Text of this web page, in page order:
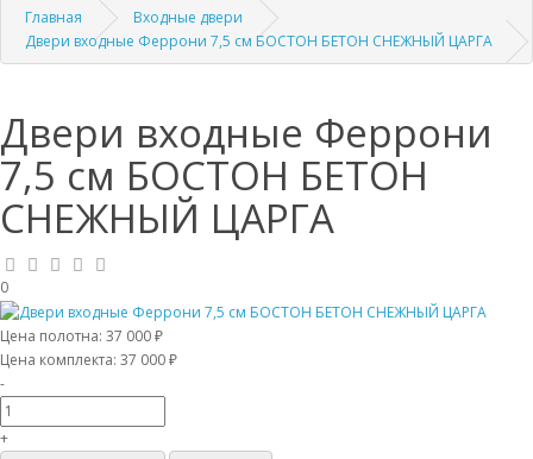
Главная
Входные двери
Двери входные Феррони 7,5 см БОСТОН БЕТОН СНЕЖНЫЙ ЦАРГА
Двери входные Феррони
7,5 см БОСТОН БЕТОН
СНЕЖНЫЙ ЦАРГА
0
Цена полотна: 37 000 ₽
Цена комплекта: 37 000 ₽
-
+